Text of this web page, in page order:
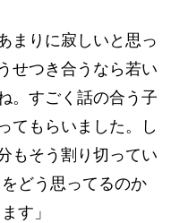
まりに寂しいと思っ
せつき合うなら若い
。すごく話の合う子
てもらいました。し
もそう割り切ってい
どう思ってるのか
す」